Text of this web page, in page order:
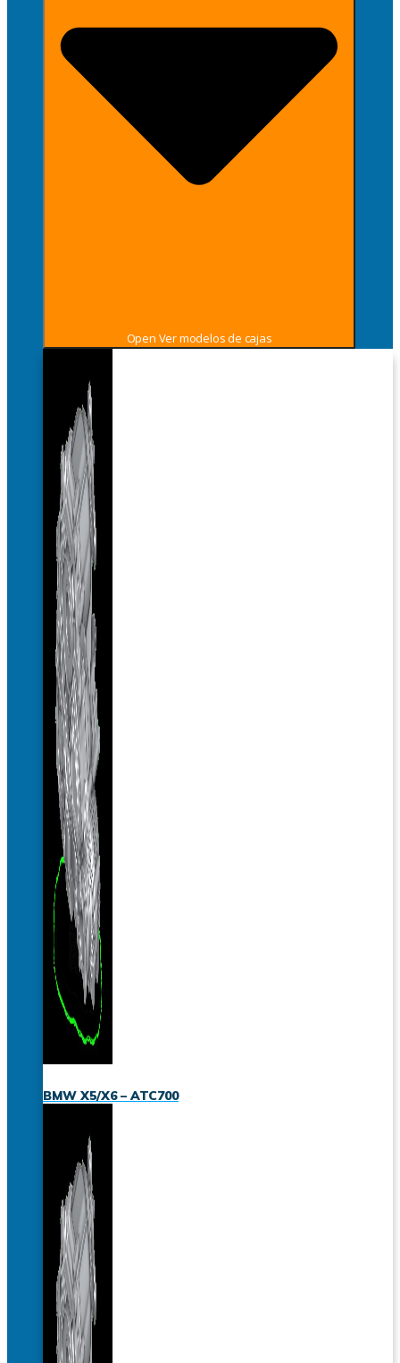
Open Ver modelos de cajas
BMW X5/X6 – ATC700